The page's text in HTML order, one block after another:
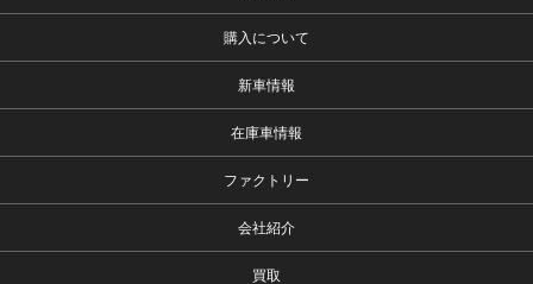
購入について
新車情報
在庫車情報
ファクトリー
会社紹介
買取